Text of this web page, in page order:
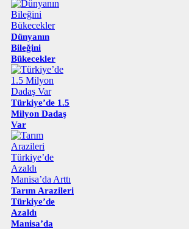
Dünyanın
Bileğini
Bükecekler
Türkiye’de 1.5
Milyon Dadaş
Var
Tarım Arazileri
Türkiye’de
Azaldı
Manisa’da